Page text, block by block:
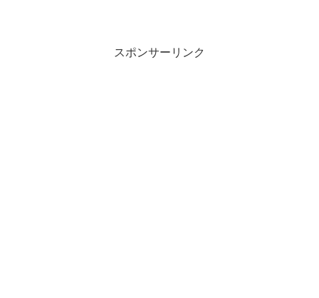
スポンサーリンク